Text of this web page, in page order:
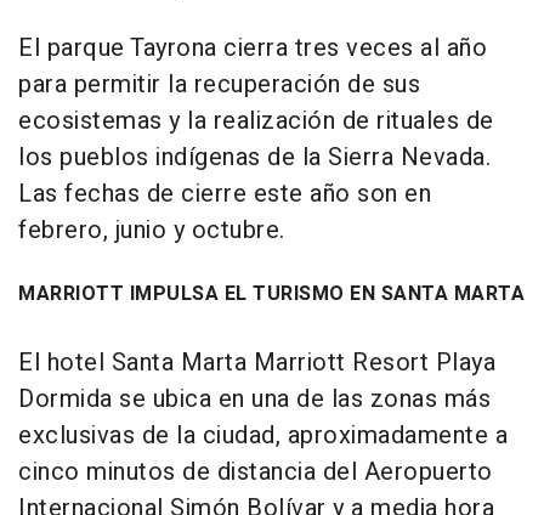
El parque Tayrona cierra tres veces al año
para permitir la recuperación de sus
ecosistemas y la realización de rituales de
los pueblos indígenas de la Sierra Nevada.
Las fechas de cierre este año son en
febrero, junio y octubre.
MARRIOTT IMPULSA EL TURISMO EN SANTA MARTA
El hotel Santa Marta Marriott Resort Playa
Dormida se ubica en una de las zonas más
exclusivas de la ciudad, aproximadamente a
cinco minutos de distancia del Aeropuerto